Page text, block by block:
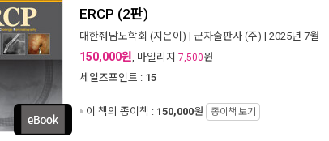
ERCP (2판)
대한췌담도학회 (지은이) | 군자출판사 (주) | 2025년 7월
150,000원, 마일리지 7,500원
세일즈포인트 : 15
이 책의 종이책 : 150,000원 종이책 보기